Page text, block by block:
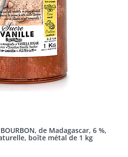
de Madagascar, 6 %,
boîte métal de 1 kg